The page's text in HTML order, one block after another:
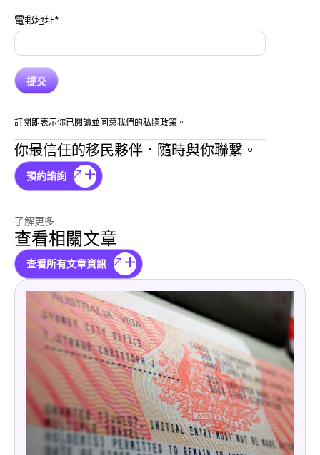
電郵地址*
訂閱即表示你已閱讀並同意我們的私隱政策。
你最信任的移民夥伴．隨時與你聯繫。
預約諮詢
了解更多
查看相關文章
查看所有文章資訊